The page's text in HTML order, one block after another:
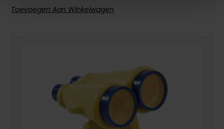
Toevoegen Aan Winkelwagen